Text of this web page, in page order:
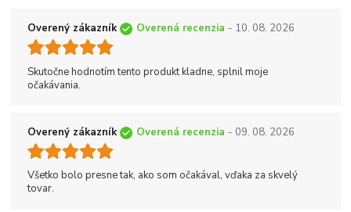
Overený zákazník Overená recenzia - 10. 08. 2026
Skutočne hodnotím tento produkt kladne, splnil moje
očakávania.
Overený zákazník Overená recenzia - 09. 08. 2026
Všetko bolo presne tak, ako som očakával, vďaka za skvelý
tovar.